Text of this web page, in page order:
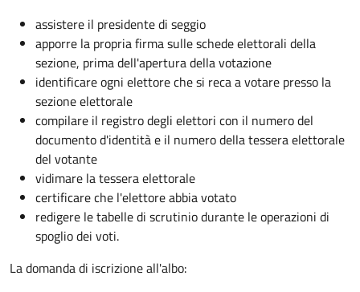
assistere il presidente di seggio
apporre la propria firma sulle schede elettorali della
sezione, prima dell'apertura della votazione
identificare ogni elettore che si reca a votare presso la
sezione elettorale
compilare il registro degli elettori con il numero del
documento d'identità e il numero della tessera elettorale
del votante
vidimare la tessera elettorale
certificare che l'elettore abbia votato
redigere le tabelle di scrutinio durante le operazioni di
spoglio dei voti.
La domanda di iscrizione all'albo: